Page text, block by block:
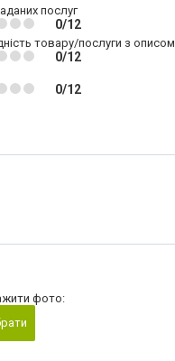
послуг
0/12
товару/послуги з описом
0/12
0/12
фото: